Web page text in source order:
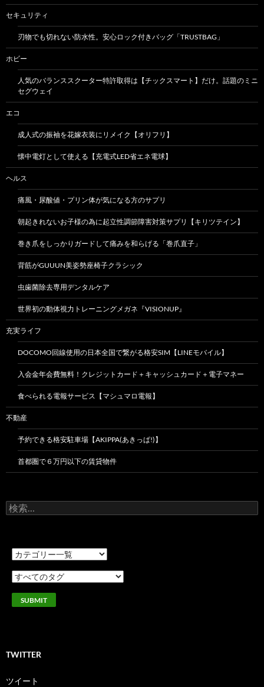
セキュリティ
刃物でも切れない防水性。安心ロック付きバッグ「TRUSTBAG」
ホビー
人気のバランススクーター特許取得は【チックスマート】だけ。話題のミニ
セグウェイ
エコ
成人式の振袖を花嫁衣装にリメイク【オリフリ】
懐中電灯として使える【充電式LED省エネ電球】
ヘルス
痛風・尿酸値・プリン体が気になる方のサプリ
朝起きれないお子様の為に起立性調節障害対策サプリ【キリツテイン】
巻き爪をしっかりガードして痛みを和らげる「巻爪直子」
背筋がGUUUN美姿勢座椅子クラシック
虫歯菌除去専用デンタルケア
世界初の動体視力トレーニングメガネ『VISIONUP』
充実ライフ
DOCOMO回線使用の日本全国で繋がる格安SIM【LINEモバイル】
入会金年会費無料！クレジットカード＋キャッシュカード＋電子マネー
食べられる電報サービス【マシュマロ電報】
不動産
予約できる格安駐車場【AKIPPA(あきっぱ!)】
首都圏で６万円以下の賃貸物件
検
索:
TWITTER
ツイート